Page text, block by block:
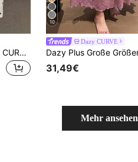
Napfluff CURVE Napfluff CURVE Große Größen Süßer französischer Stil Polka Punkt Schleife Detail Weich und dünn Milchseide Material Lässig Nachthemd, Aprikosenfarbe, Moo Moo
10
Dazy CURVE
31,49€
Mehr ansehen